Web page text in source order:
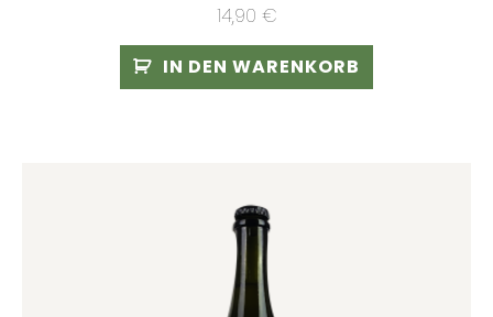
14,90 €
IN DEN WARENKORB